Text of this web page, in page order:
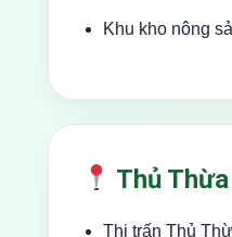
Khu kho nông
Thủ
Thị trấn Thủ